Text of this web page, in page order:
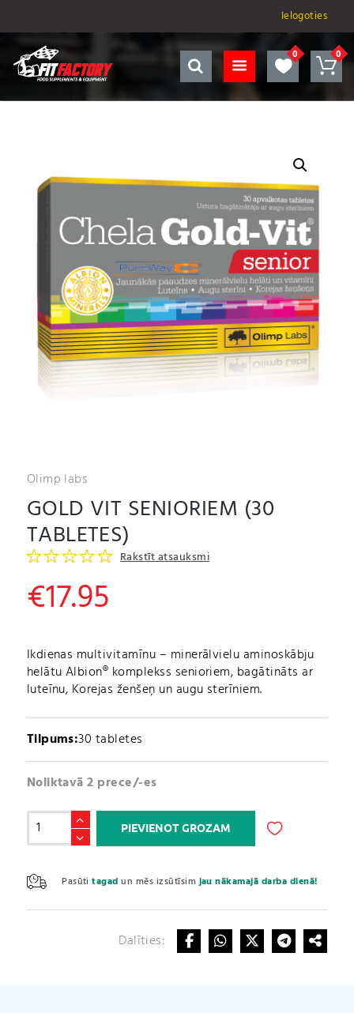
Ielogoties
Olimp labs
GOLD VIT SENIORIEM (30
TABLETES)
Rakstīt atsauksmi
€17.95
Ikdienas multivitamīnu – minerālvielu aminoskābju
helātu Albion® komplekss senioriem, bagātināts ar
luteīnu, Korejas ženšeņ un augu sterīniem.
Tilpums:30 tabletes
Noliktavā 2 prece/-es
Gold
Vit
(30
tabletes)
daudzums
PIEVIENOT GROZAM
Pasūtitagad un mēs izsūtīsimjau nākamajā darba dienā!
e
r
n
Dalīties: